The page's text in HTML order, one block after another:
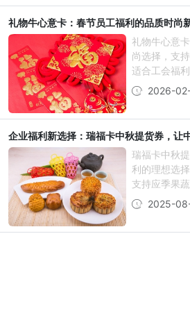
礼物牛心意卡：春节员工福利的品质时尚
礼物牛心意
尚选择，支
适合工会福利
2026-
企业福利新选择：瑞福卡中秋提货券，让
瑞福卡中秋
利的理想选
支持应季果蔬
2025-